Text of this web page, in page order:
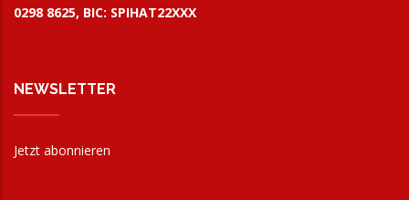
0298 8625, BIC: SPIHAT22XXX
NEWSLETTER
Jetzt abonnieren